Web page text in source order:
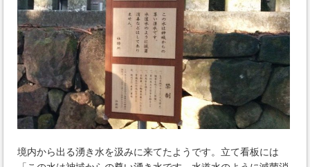
境内から出る湧き水を汲みに来てたようです。立て看板には